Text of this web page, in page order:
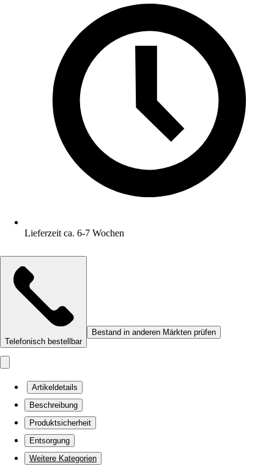
Lieferzeit ca. 6-7 Wochen
Telefonisch bestellbar
Bestand in anderen Märkten prüfen
Artikeldetails
Beschreibung
Produktsicherheit
Entsorgung
Weitere Kategorien